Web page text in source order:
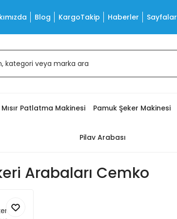
Blog KargoTakip Haberler Sayfalar
Mısır Patlatma Makinesi Pamuk Şeker Makinesi
Pilav Arabası
Arabaları Cemko